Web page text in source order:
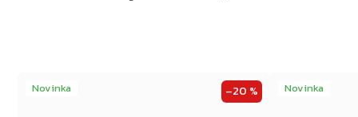
Novinka –20 % Novinka